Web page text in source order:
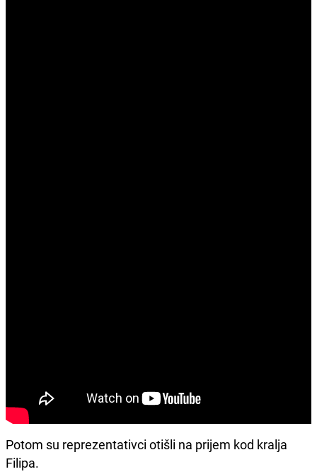
Potom su reprezentativci otišli na prijem kod kralja
Filipa.